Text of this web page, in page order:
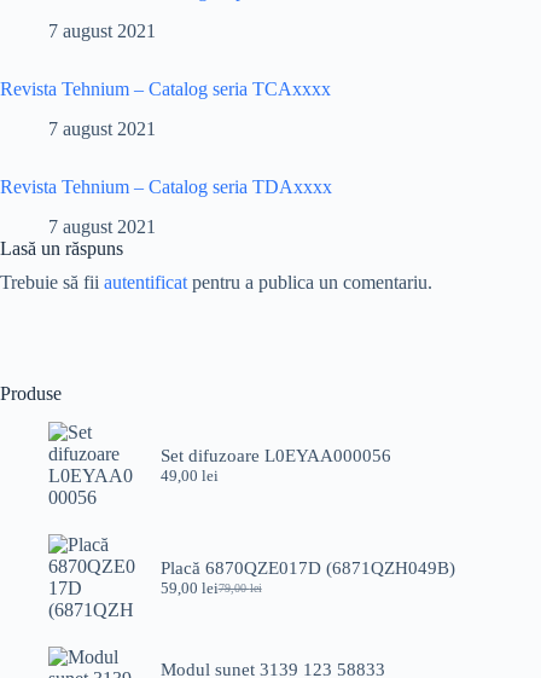
7 august 2021
Revista Tehnium – Catalog seria TCAxxxx
7 august 2021
Revista Tehnium – Catalog seria TDAxxxx
7 august 2021
Lasă un răspuns
Trebuie să fii autentificat pentru a publica un comentariu.
Produse
Set difuzoare L0EYAA000056
49,00 lei
Placă 6870QZE017D (6871QZH049B)
79,00lei
Prețul
79,00 lei.
59,00 leiPrețul
Modul sunet 3139 123 58833